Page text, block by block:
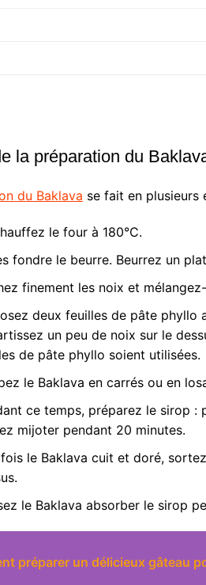
la préparation du
du Baklava se fait en plusieurs
le four à 180°C.
fondre le beurre. Beurrez un
finement les noix et
deux feuilles de pâte phyllo
un peu de noix sur le
de pâte phyllo soient utilisées.
le Baklava en carrés ou en
ce temps, préparez le sirop :
mijoter pendant 20 minutes.
le Baklava cuit et doré,
le Baklava absorber le sirop
préparer un délicieux gâteau